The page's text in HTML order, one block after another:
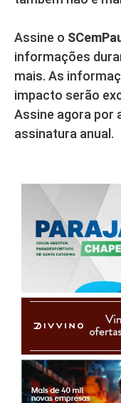
Assine o
informações
mais. As
impacto serão
Assine agora por
assinatura anual.